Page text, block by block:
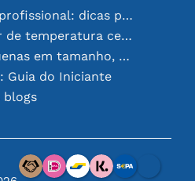
Soldando como um profissional: dicas para conexões eletrônicas perfeitas
Escolhendo o sensor de temperatura certo [youtube]
Baterias 18650: Pequenas em tamanho, grandes em desempenho
Guia do Iniciante
blogs